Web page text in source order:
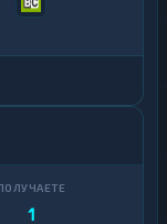
1